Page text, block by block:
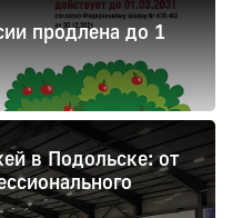
продлена до 1
в Подольске: от